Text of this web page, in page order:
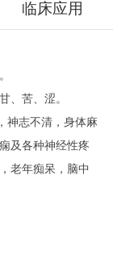
临床应用
苦、涩。
神志不清，身体麻
及各种神经性疼
老年痴呆，脑中